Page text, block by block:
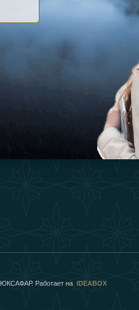
ОАЭ
Вдохновения
Опыт
Файлов
Our
Работает на IDEABOX